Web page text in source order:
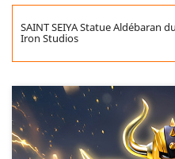
SAINT SEIYA Statue Aldébaran
Iron Studios